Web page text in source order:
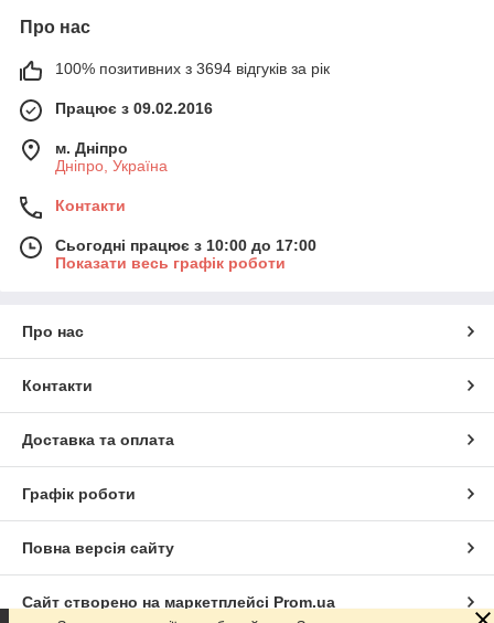
Про нас
100% позитивних з 3694 відгуків за рік
Працює з 09.02.2016
м. Дніпро
Дніпро, Україна
Контакти
Сьогодні працює з 10:00 до 17:00
Показати весь графік роботи
Про нас
Контакти
Доставка та оплата
Графік роботи
Повна версія сайту
Сайт створено на маркетплейсі Prom.ua